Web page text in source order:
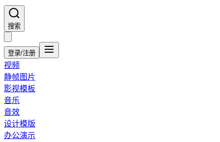
搜索
登录/注册
视频
静帧图片
影视模板
音乐
音效
设计模版
办公演示